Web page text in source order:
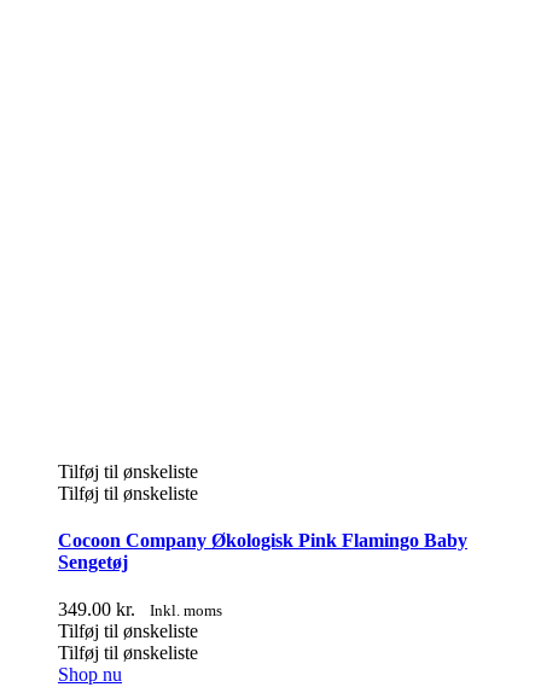
Tilføj til ønskeliste
Tilføj til ønskeliste
Cocoon Company Økologisk Pink Flamingo Baby
Sengetøj
349.00 kr. Inkl. moms
Tilføj til ønskeliste
Tilføj til ønskeliste
Shop nu